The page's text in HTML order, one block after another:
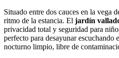
Situado entre dos cauces en la vega
ritmo de la estancia. El jardín
privacidad total y seguridad para
perfecto para desayunar escuchando
nocturno limpio, libre de